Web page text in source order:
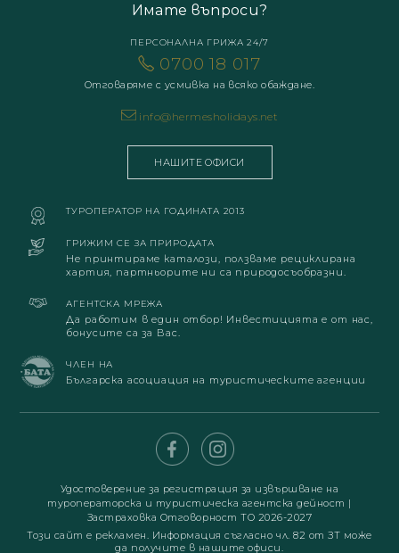
Имате въпроси?
ПЕРСОНАЛНА ГРИЖА 24/7
0700 18 017
Отговаряме с усмивка на всяко обаждане.
info@hermesholidays.net
НАШИТЕ ОФИСИ
ТУРОПЕРАТОР НА ГОДИНАТА 2013
ГРИЖИМ СЕ ЗА ПРИРОДАТА
Не принтираме каталози, ползваме рециклирана
хартия, партньорите ни са природосъобразни.
АГЕНТСКА МРЕЖА
Да работим в един отбор! Инвестицията е от нас,
бонусите са за Вас.
ЧЛЕН НА
Българска асоциация на туристическите агенции
Удостоверение за регистрация за извършване на
туроператорска и туристическа агентска дейност |
Застраховка Отговорност ТО 2026-2027
Този сайт е рекламен. Информация съгласно чл. 82 от ЗТ може
да получите в нашите офиси.